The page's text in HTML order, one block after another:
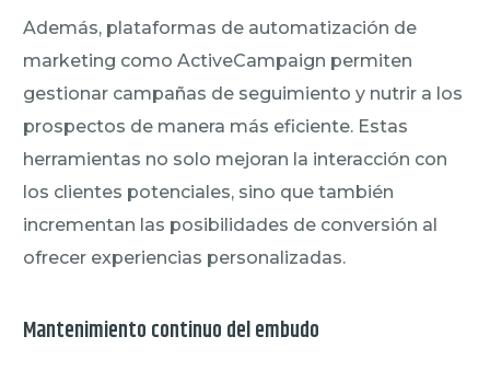
Además, plataformas de automatización de
marketing como ActiveCampaign permiten
gestionar campañas de seguimiento y nutrir a los
prospectos de manera más eficiente. Estas
herramientas no solo mejoran la interacción con
los clientes potenciales, sino que también
incrementan las posibilidades de conversión al
ofrecer experiencias personalizadas.
Mantenimiento continuo del embudo